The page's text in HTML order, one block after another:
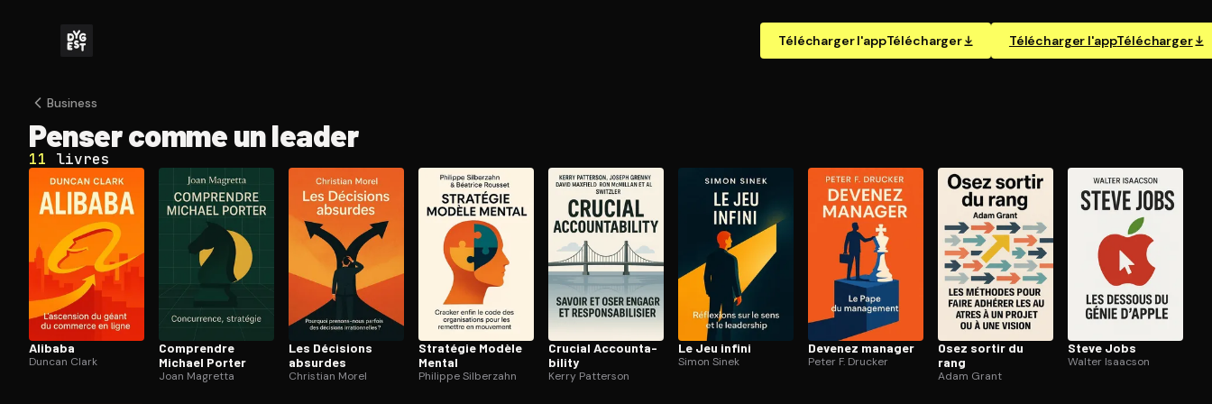
Télécharger l'appTélécharger Télécharger l'appTélécharger
Business
Penser comme un leader
11 livres
Alibaba
Duncan Clark
Comprendre
Michael Porter
Joan Magretta
Les Décisions
absurdes
Christian Morel
Stratégie Modèle
Mental
Philippe Silberzahn
Crucial Ac­coun­ta­
bi­li­ty
Kerry Patterson
Le Jeu infini
Simon Sinek
Devenez manager
Peter F. Drucker
Osez sortir du
rang
Adam Grant
Steve Jobs
Walter Isaacson